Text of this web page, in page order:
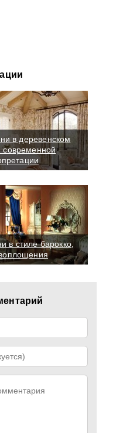
в деревенском
современной
в стиле барокко,